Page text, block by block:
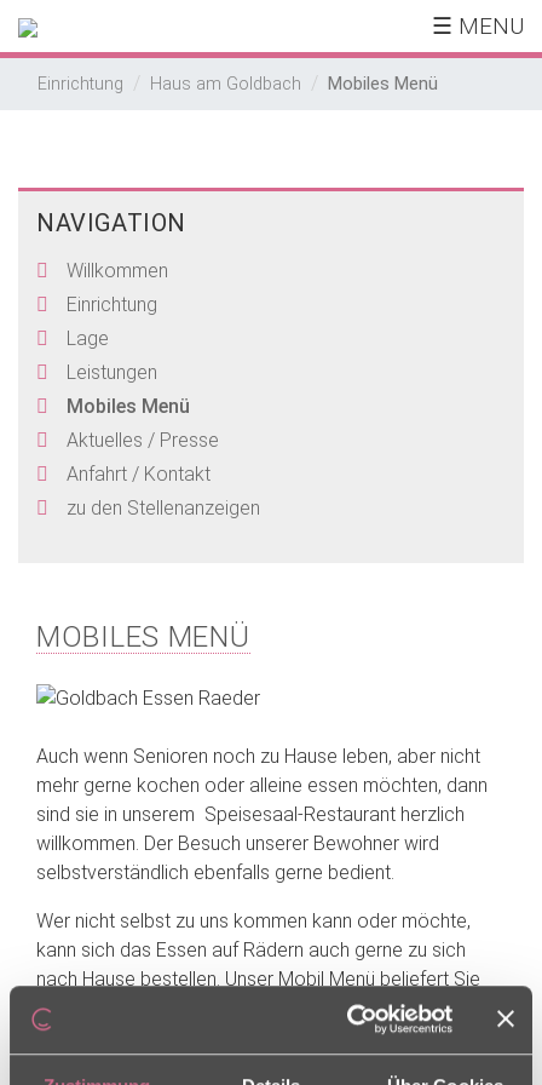
☰ MENU
Einrichtung Haus am Goldbach Mobiles Menü
NAVIGATION
Willkommen
Einrichtung
Lage
Leistungen
Mobiles Menü
Aktuelles / Presse
Anfahrt / Kontakt
zu den Stellenanzeigen
MOBILES MENÜ
Auch wenn Senioren noch zu Hause leben, aber nicht
mehr gerne kochen oder alleine essen möchten, dann
sind sie in unserem Speisesaal-Restaurant herzlich
willkommen. Der Besuch unserer Bewohner wird
selbstverständlich ebenfalls gerne bedient.
Wer nicht selbst zu uns kommen kann oder möchte,
kann sich das Essen auf Rädern auch gerne zu sich
nach Hause bestellen. Unser Mobil Menü beliefert Sie
sieben Tage die Woche mit einem von Ihnen vorab
gewählten Menü. Sie bekommen frisch gekochtes,